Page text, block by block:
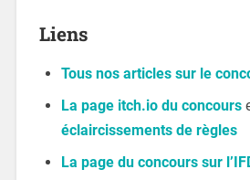
Liens
Tous nos articles sur le
La page itch.io du concours
éclaircissements de règles
La page du concours sur